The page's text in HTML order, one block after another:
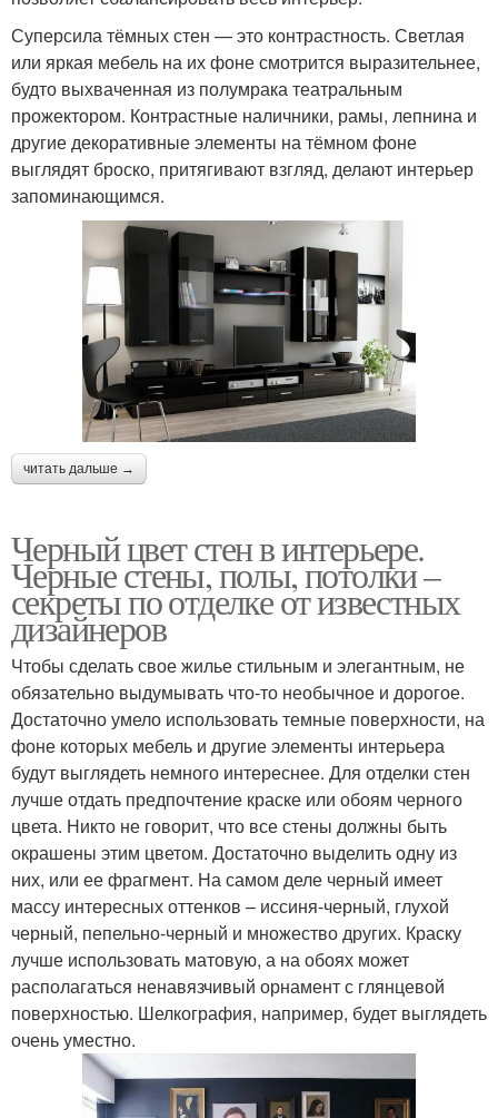
Суперсила тёмных стен — это контрастность. Светлая
или яркая мебель на их фоне смотрится выразительнее,
будто выхваченная из полумрака театральным
прожектором. Контрастные наличники, рамы, лепнина и
другие декоративные элементы на тёмном фоне
выглядят броско, притягивают взгляд, делают интерьер
запоминающимся.
читать дальше →
Черный цвет стен в интерьере.
Черные стены, полы, потолки –
секреты по отделке от известных
дизайнеров
Чтобы сделать свое жилье стильным и элегантным, не
обязательно выдумывать что-то необычное и дорогое.
Достаточно умело использовать темные поверхности, на
фоне которых мебель и другие элементы интерьера
будут выглядеть немного интереснее. Для отделки стен
лучше отдать предпочтение краске или обоям черного
цвета. Никто не говорит, что все стены должны быть
окрашены этим цветом. Достаточно выделить одну из
них, или ее фрагмент. На самом деле черный имеет
массу интересных оттенков – иссиня-черный, глухой
черный, пепельно-черный и множество других. Краску
лучше использовать матовую, а на обоях может
располагаться ненавязчивый орнамент с глянцевой
поверхностью. Шелкография, например, будет выглядеть
очень уместно.